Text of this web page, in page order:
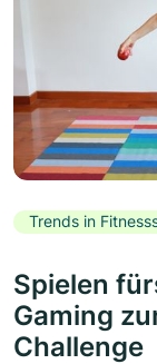
Trends in
Spielen
Gaming
Challenge